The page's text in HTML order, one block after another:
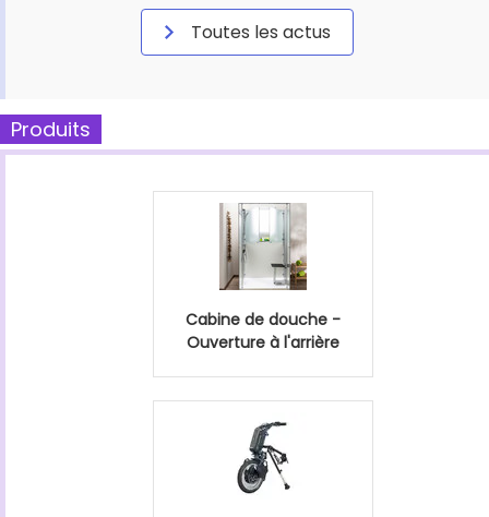
Toutes les actus
Produits
Cabine de douche -
Ouverture à l'arrière